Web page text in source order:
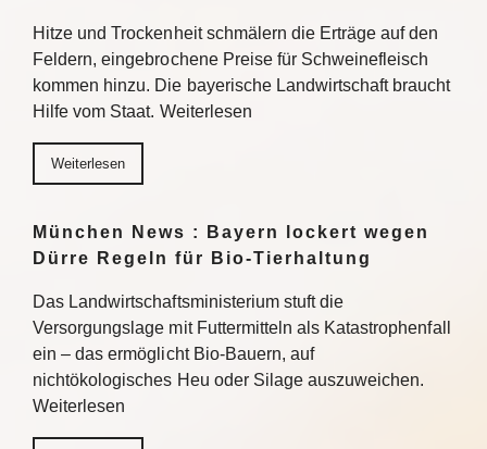
Hitze und Trockenheit schmälern die Erträge auf den
Feldern, eingebrochene Preise für Schweinefleisch
kommen hinzu. Die bayerische Landwirtschaft braucht
Hilfe vom Staat. Weiterlesen
Weiterlesen
München News : Bayern lockert wegen
Dürre Regeln für Bio-Tierhaltung
Das Landwirtschaftsministerium stuft die
Versorgungslage mit Futtermitteln als Katastrophenfall
ein – das ermöglicht Bio-Bauern, auf
nichtökologisches Heu oder Silage auszuweichen.
Weiterlesen